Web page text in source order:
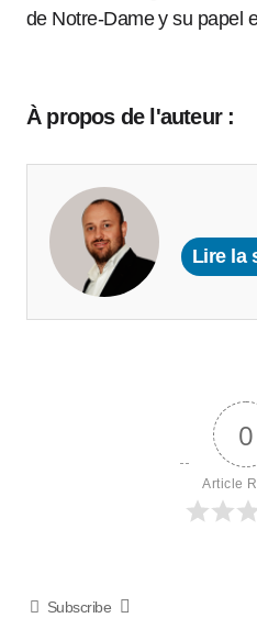
de Notre-Dame y su papel
À propos de l'auteur :
Lire la
0
Article
Subscribe